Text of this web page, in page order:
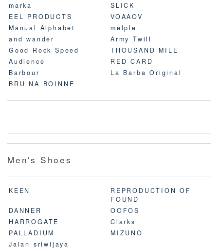
marka
SLICK
EEL PRODUCTS
VOAAOV
Manual Alphabet
melple
and wander
Army Twill
Good Rock Speed
THOUSAND MILE
Audience
RED CARD
Barbour
La Barba Original
BRU NA BOINNE
Men's Shoes
KEEN
REPRODUCTION OF
FOUND
DANNER
OOFOS
HARROGATE
Clarks
PALLADIUM
MIZUNO
Jalan sriwijaya